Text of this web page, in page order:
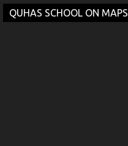
QUHAS SCHOOL ON MAPS